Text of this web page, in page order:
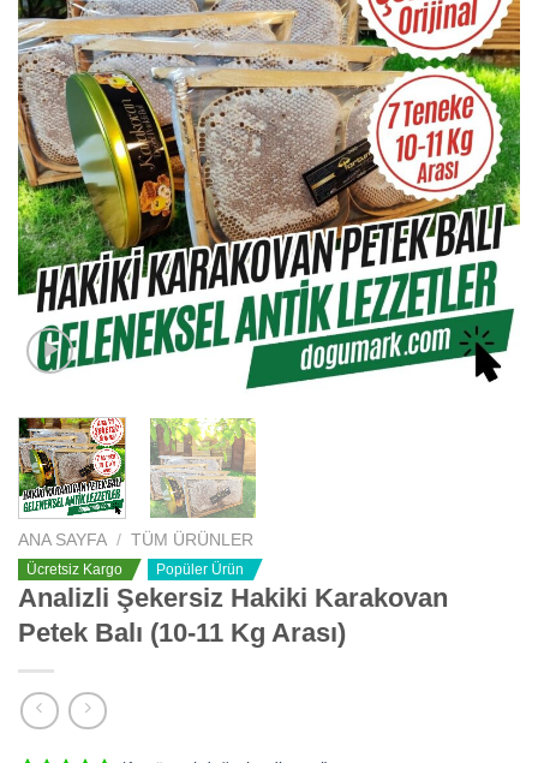
ANA SAYFA / TÜM ÜRÜNLER
Ücretsiz Kargo Popüler Ürün
Analizli Şekersiz Hakiki Karakovan
Petek Balı (10-11 Kg Arası)